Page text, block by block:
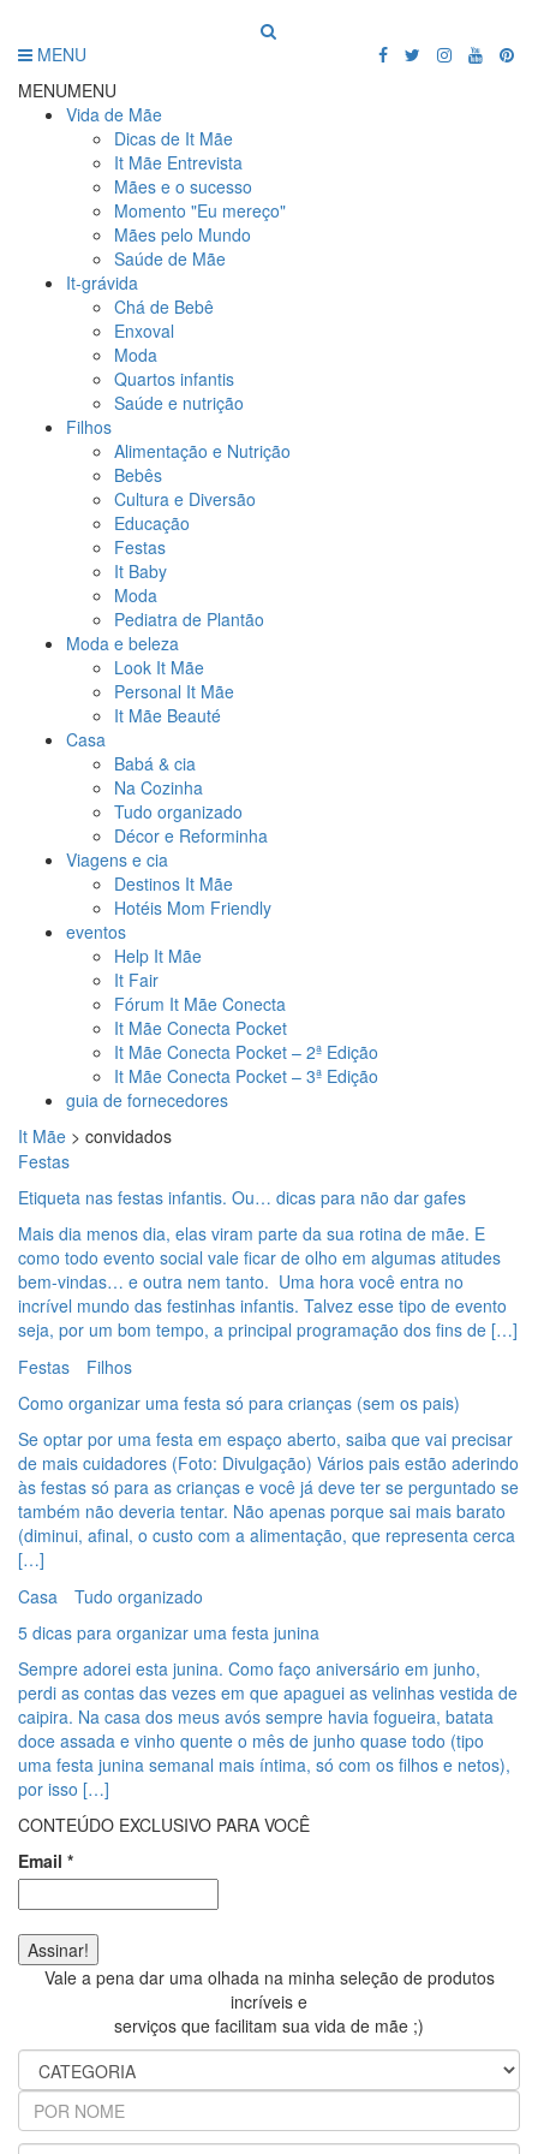
MENU
MENUMENU
Vida de Mãe
Dicas de It Mãe
It Mãe Entrevista
Mães e o sucesso
Momento "Eu mereço"
Mães pelo Mundo
Saúde de Mãe
It-grávida
Chá de Bebê
Enxoval
Moda
Quartos infantis
Saúde e nutrição
Filhos
Alimentação e Nutrição
Bebês
Cultura e Diversão
Educação
Festas
It Baby
Moda
Pediatra de Plantão
Moda e beleza
Look It Mãe
Personal It Mãe
It Mãe Beauté
Casa
Babá & cia
Na Cozinha
Tudo organizado
Décor e Reforminha
Viagens e cia
Destinos It Mãe
Hotéis Mom Friendly
eventos
Help It Mãe
It Fair
Fórum It Mãe Conecta
It Mãe Conecta Pocket
It Mãe Conecta Pocket – 2ª Edição
It Mãe Conecta Pocket – 3ª Edição
guia de fornecedores
It Mãe > convidados
Festas
Etiqueta nas festas infantis. Ou… dicas para não dar gafes
Mais dia menos dia, elas viram parte da sua rotina de mãe. E
como todo evento social vale ficar de olho em algumas atitudes
bem-vindas… e outra nem tanto. Uma hora você entra no
incrível mundo das festinhas infantis. Talvez esse tipo de evento
seja, por um bom tempo, a principal programação dos fins de […]
Festas
Filhos
Como organizar uma festa só para crianças (sem os pais)
Se optar por uma festa em espaço aberto, saiba que vai precisar
de mais cuidadores (Foto: Divulgação) Vários pais estão aderindo
às festas só para as crianças e você já deve ter se perguntado se
também não deveria tentar. Não apenas porque sai mais barato
(diminui, afinal, o custo com a alimentação, que representa cerca
[…]
Casa
Tudo organizado
5 dicas para organizar uma festa junina
Sempre adorei esta junina. Como faço aniversário em junho,
perdi as contas das vezes em que apaguei as velinhas vestida de
caipira. Na casa dos meus avós sempre havia fogueira, batata
doce assada e vinho quente o mês de junho quase todo (tipo
uma festa junina semanal mais íntima, só com os filhos e netos),
por isso […]
CONTEÚDO EXCLUSIVO PARA VOCÊ
Email *
Vale a pena dar uma olhada na minha seleção de produtos
incríveis e
serviços que facilitam sua vida de mãe ;)